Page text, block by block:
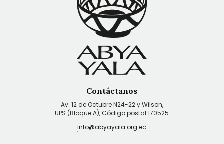
Contáctanos
Av. 12 de Octubre N24-22 y Wilson,
UPS (Bloque A), Código postal 170525
info@abyayala.org.ec